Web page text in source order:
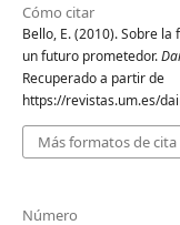
Cómo citar
Bello, E. (2010). Sobre
un futuro prometedor.
Recuperado a partir de
https://revistas.um.es/
Más formatos de cita
Número